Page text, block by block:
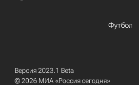
Футбол
Версия 2023.1 Beta
© 2026 МИА «Россия сегодня»